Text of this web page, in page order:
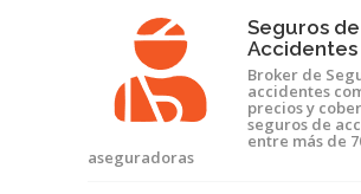
Seguros de
Accidentes
Broker de
accidentes
precios y
seguros de
entre más de
aseguradoras